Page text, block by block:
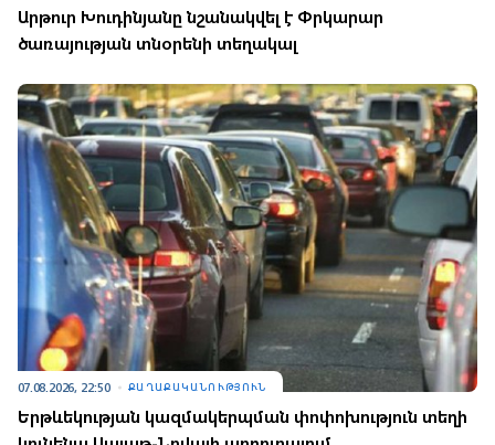
Արթուր Խուդինյանը նշանակվել է Փրկարար
ծառայության տնօրենի տեղակալ
07.08.2026, 22:50 ՔԱՂԱՔԱԿԱՆՈՒԹՅՈՒՆ
Երթևեկության կազմակերպման փոփոխություն տեղի